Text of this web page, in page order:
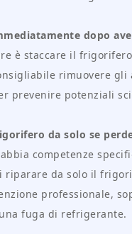
dopo
è staccare il
rimuovere
prevenire potenziali
da solo se
competenze
riparare da solo il
professionale,
fuga di refrigerante.